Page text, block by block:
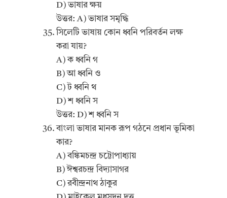
D) ভাষার ক্ষয়
উত্তর: A) ভাষার সমৃদ্ধি
সিলেটি ভাষায় কোন ধ্বনি পরিবর্তন লক্ষ
করা যায়?
A) ক ধ্বনি গ
B) আ ধ্বনি ও
C) ট ধ্বনি থ
D) শ ধ্বনি স
উত্তর: D) শ ধ্বনি স
বাংলা ভাষার মানক রূপ গঠনে প্রধান ভূমিকা
কার?
A) বঙ্কিমচন্দ্র চট্টোপাধ্যায়
B) ঈশ্বরচন্দ্র বিদ্যাসাগর
C) রবীন্দ্রনাথ ঠাকুর